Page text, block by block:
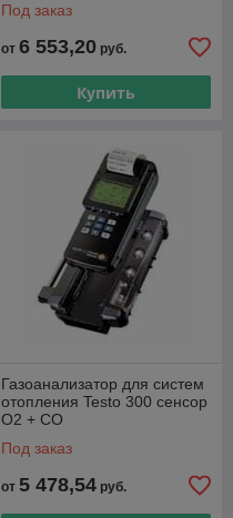
Под заказ
от 6 553,20 руб.
Купить
Газоанализатор для систем
отопления Testo 300 сенсор
О2 + СО
Под заказ
от 5 478,54 руб.